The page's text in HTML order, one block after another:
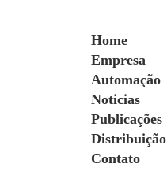
Home
Empresa
Automação
Noticias
Publicações
Distribuição
Contato